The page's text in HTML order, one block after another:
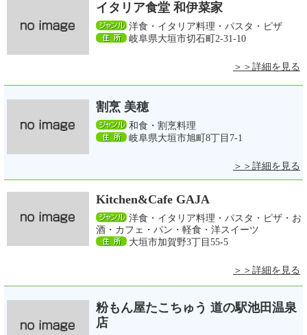
イタリア食堂 和伊菜家
洋食・イタリア料理・パスタ・ピザ
岐阜県大垣市切石町2-31-10
＞＞詳細を見る
割烹 美穂
和食・割烹料理
岐阜県大垣市旭町8丁目7-1
＞＞詳細を見る
Kitchen&Cafe GAJA
洋食・イタリア料理・パスタ・ピザ・お
酒・カフェ・パン・軽食・洋スイーツ
大垣市加賀野3丁目55-5
＞＞詳細を見る
粉もん屋たこちゅう 道の駅池田温泉
店